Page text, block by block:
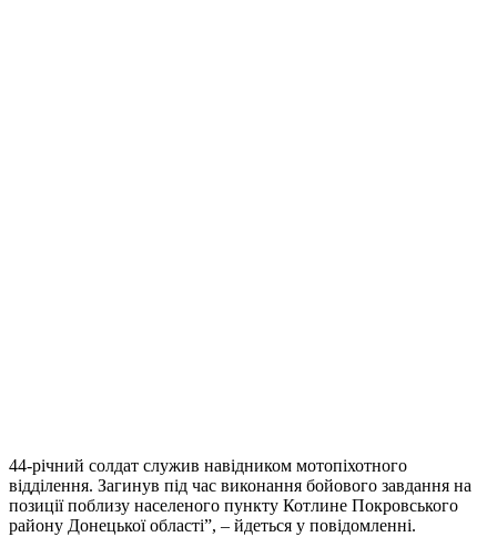
44-річний солдат служив навідником мотопіхотного
відділення. Загинув під час виконання бойового завдання на
позиції поблизу населеного пункту Котлине Покровського
району Донецької області”, – йдеться у повідомленні.